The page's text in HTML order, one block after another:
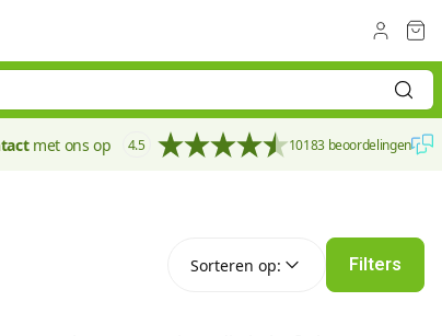
met ons op 4.5 10183 beoordelingen
Sorteren op: Filters